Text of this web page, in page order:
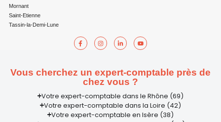
Mornant
Saint-Etienne
Tassin-la-Demi-Lune
Vous cherchez un expert-comptable près de
chez vous ?
Votre expert-comptable dans le Rhône (69)
Votre expert-comptable dans la Loire (42)
Votre expert-comptable en Isère (38)